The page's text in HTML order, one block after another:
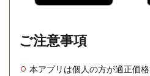
ご注意事項
本アプリは個人の方が適正価